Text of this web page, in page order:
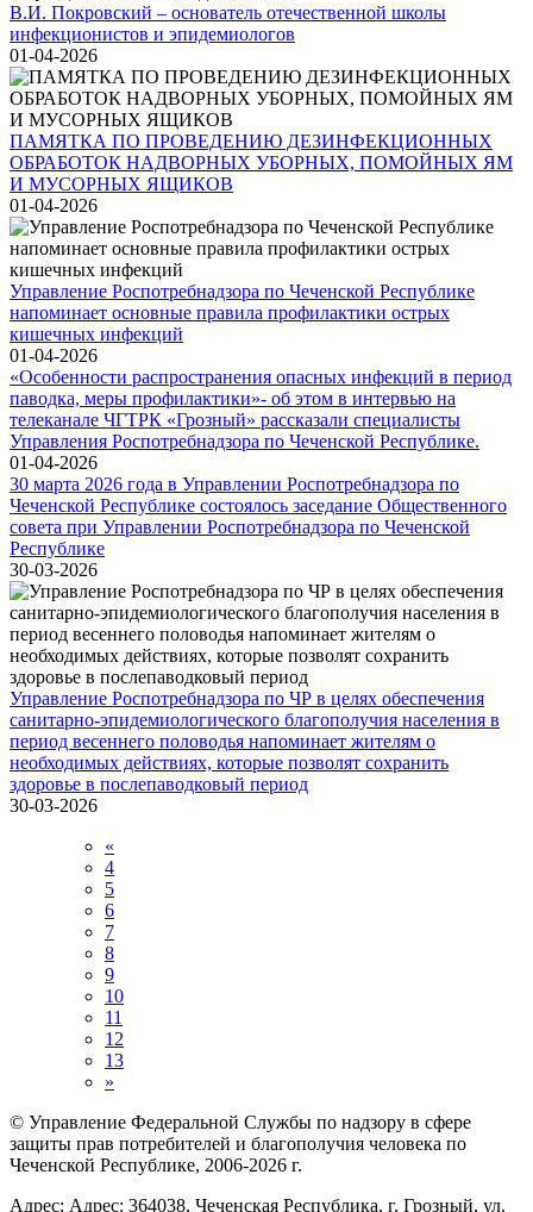
В.И. Покровский – основатель отечественной школы
инфекционистов и эпидемиологов
01-04-2026
ПАМЯТКА ПО ПРОВЕДЕНИЮ ДЕЗИНФЕКЦИОННЫХ
ОБРАБОТОК НАДВОРНЫХ УБОРНЫХ, ПОМОЙНЫХ ЯМ
И МУСОРНЫХ ЯЩИКОВ
01-04-2026
Управление Роспотребнадзора по Чеченской Республике
напоминает основные правила профилактики острых
кишечных инфекций
01-04-2026
«Особенности распространения опасных инфекций в период
паводка, меры профилактики»- об этом в интервью на
телеканале ЧГТРК «Грозный» рассказали специалисты
Управления Роспотребнадзора по Чеченской Республике.
01-04-2026
30 марта 2026 года в Управлении Роспотребнадзора по
Чеченской Республике состоялось заседание Общественного
совета при Управлении Роспотребнадзора по Чеченской
Республике
30-03-2026
Управление Роспотребнадзора по ЧР в целях обеспечения
санитарно-эпидемиологического благополучия населения в
период весеннего половодья напоминает жителям о
необходимых действиях, которые позволят сохранить
здоровье в послепаводковый период
30-03-2026
«
4
5
6
7
8
9
10
11
12
13
»
© Управление Федеральной Службы по надзору в сфере
защиты прав потребителей и благополучия человека по
Чеченской Республике, 2006-2026 г.
Адрес: Адрес: 364038, Чеченская Республика, г. Грозный, ул.